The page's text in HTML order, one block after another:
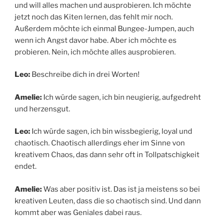
und will alles machen und ausprobieren. Ich möchte
jetzt noch das Kiten lernen, das fehlt mir noch.
Außerdem möchte ich einmal Bungee-Jumpen, auch
wenn ich Angst davor habe. Aber ich möchte es
probieren. Nein, ich möchte alles ausprobieren.
Leo: Beschreibe dich in drei Worten!
Amelie: Ich würde sagen, ich bin neugierig, aufgedreht
und herzensgut.
Leo: Ich würde sagen, ich bin wissbegierig, loyal und
chaotisch. Chaotisch allerdings eher im Sinne von
kreativem Chaos, das dann sehr oft in Tollpatschigkeit
endet.
Amelie:Was aber positiv ist. Das ist ja meistens so bei
kreativen Leuten, dass die so chaotisch sind. Und dann
kommt aber was Geniales dabei raus.